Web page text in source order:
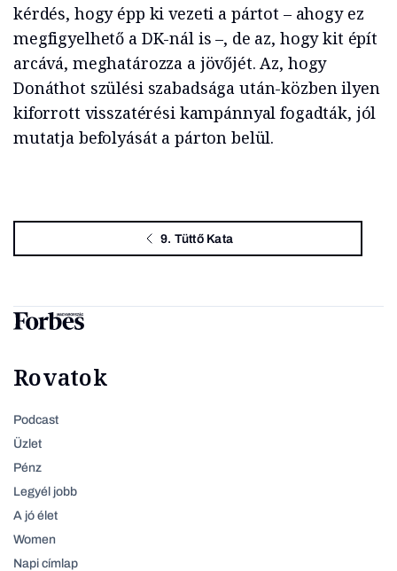
kérdés, hogy épp ki vezeti a pártot – ahogy ez
megfigyelhető a DK-nál is –, de az, hogy kit épít
arcává, meghatározza a jövőjét. Az, hogy
Donáthot szülési szabadsága után-közben ilyen
kiforrott visszatérési kampánnyal fogadták, jól
mutatja befolyását a párton belül.
9. Tüttő Kata
Rovatok
Podcast
Üzlet
Pénz
Legyél jobb
A jó élet
Women
Napi címlap